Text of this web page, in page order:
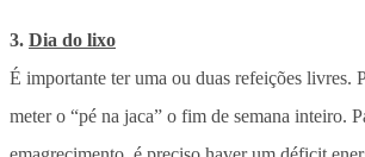
3. Dia do lixo
É importante ter uma ou duas refeições livres.
meter o “pé na jaca” o fim de semana inteiro.